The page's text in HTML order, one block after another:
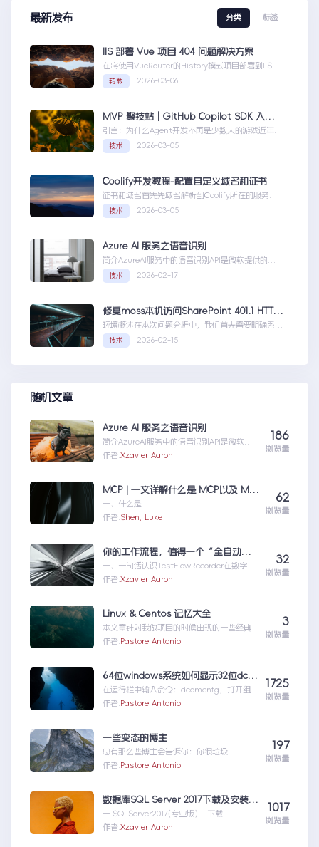
最新发布 分类 标签
IIS 部署 Vue 项目 404 问题解决方案
在将使用VueRouter的History模式项目部署到IIS
时，可能会遇到刷新页面或...IIS部署Vue项目404问
题解决方案
转载 2026-03-06
引言：为什么Agent开发不再是少数人的游戏近年
来，随着人工智能技术的快速发展，AIAgen...MVP
聚技站｜GitHubCopilotSDK入门：五分钟构建你的
技术 2026-03-05
Coolify开发教程-配置自定义域名和证书
证书和域名首先先域名解析到Coolify所在的服务
器，然后获取你的证书NGINX版本的，这里就不
赘...Coolify开发教程-配置自定义域名和证书
技术 2026-03-05
Azure AI 服务之语音识别
简介AzureAI服务中的语音识别API是微软提供的一
项先进技术，旨在帮助开发者轻松实现语...AzureAI
服务之语音识别
技术 2026-02-17
修复moss本机访问SharePoint 401.1 HTTP错误
环境概述在本次问题分析中，我们首先需要明确系统
的运行环境。了解环境配置不仅能帮助我们定位问
题，也为...修复moss本机访问
技术 2026-02-15
随机文章
Azure AI 服务之语音识别
简介AzureAI服务中的语音识别API是微软提
供的一项先进技术，旨在帮助开发者轻松实现
作者:Xzavier Aaron
186
浏览量
一、什么是
MCPMCP（ModelContextProtocol）是一
作者:Shen, Luke
62
浏览量
一、一句话认识TestFlowRecorder在数字化
工作环境中，如何准确记录操作步骤并生成
作者:Xzavier Aaron
32
浏览量
Linux & Centos 记忆大全
本文章针对我做项目的时候出现的一些经典问
题进行说明：关于
作者:Pastore Antonio
3
浏览量
在运行栏中输入命令：dcomcnfg，打开组件
服务管理窗口，但是却发现找不到
作者:Pastore Antonio
1725
浏览量
一些变态的博主
总有那么些博主会告诉你：你很垃圾……
https://www.cnblogs.com/yinghua...一
作者:Pastore Antonio
197
浏览量
一.SQLServer2017(专业版）1.下载
SQLServer2017链...数据库SQLServer2017下
作者:Xzavier Aaron
1017
浏览量